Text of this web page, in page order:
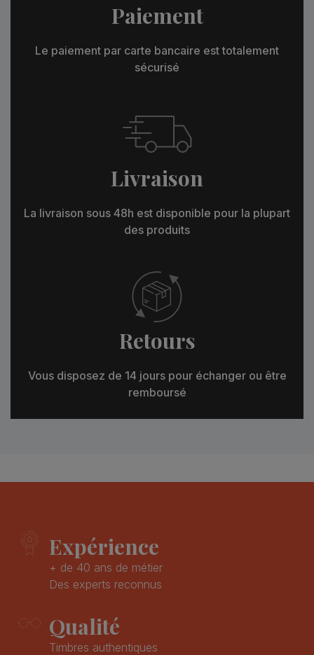
Paiement
Le paiement par carte bancaire est totalement
sécurisé
Livraison
La livraison sous 48h est disponible pour la plupart
des produits
Retours
Vous disposez de 14 jours pour échanger ou être
remboursé
Expérience
+ de 40 ans de métier
Des experts reconnus
Qualité
Timbres authentiques